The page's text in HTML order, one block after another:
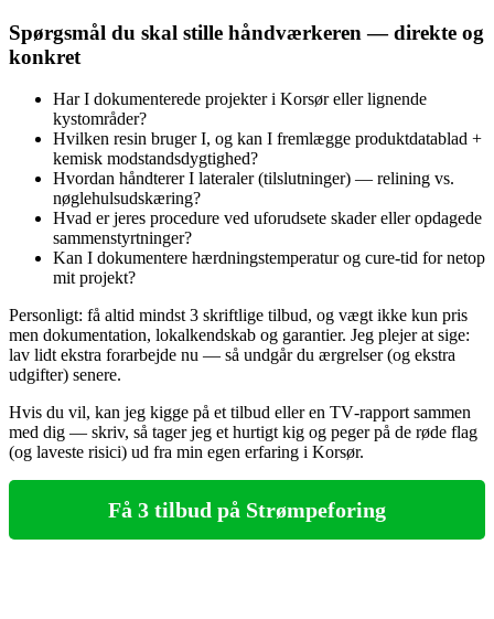
Spørgsmål du skal stille håndværkeren — direkte og
konkret
Har I dokumenterede projekter i Korsør eller lignende
kystområder?
Hvilken resin bruger I, og kan I fremlægge produktdatablad +
kemisk modstandsdygtighed?
Hvordan håndterer I lateraler (tilslutninger) — relining vs.
nøglehulsudskæring?
Hvad er jeres procedure ved uforudsete skader eller opdagede
sammenstyrtninger?
Kan I dokumentere hærdningstemperatur og cure‑tid for netop
mit projekt?
Personligt: få altid mindst 3 skriftlige tilbud, og vægt ikke kun pris
men dokumentation, lokalkendskab og garantier. Jeg plejer at sige:
lav lidt ekstra forarbejde nu — så undgår du ærgrelser (og ekstra
udgifter) senere.
Hvis du vil, kan jeg kigge på et tilbud eller en TV‑rapport sammen
med dig — skriv, så tager jeg et hurtigt kig og peger på de røde flag
(og laveste risici) ud fra min egen erfaring i Korsør.
Få 3 tilbud på Strømpeforing